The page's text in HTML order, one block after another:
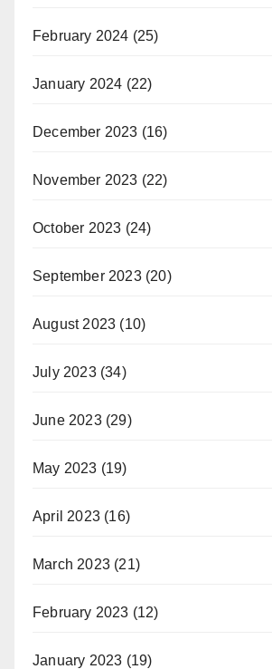
February 2024 (25)
January 2024 (22)
December 2023 (16)
November 2023 (22)
October 2023 (24)
September 2023(20)
August 2023 (10)
July 2023(34)
June 2023(29)
May 2023 (19)
April 2023 (16)
March 2023 (21)
February 2023 (12)
January 2023 (19)